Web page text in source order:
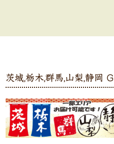
茨城,栃木,群馬,山梨,静岡